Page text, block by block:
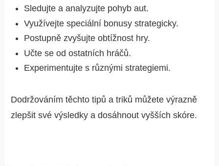
Sledujte a analyzujte pohyb aut.
Využívejte speciální bonusy strategicky.
Postupně zvyšujte obtížnost hry.
Učte se od ostatních hráčů.
Experimentujte s různými strategiemi.
Dodržováním těchto tipů a triků můžete výrazně
zlepšit své výsledky a dosáhnout vyšších skóre.